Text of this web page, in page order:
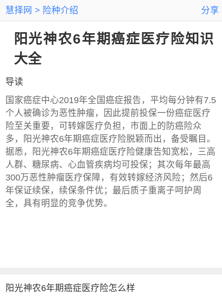
慧择网 险种介绍 分享
阳光神农6年期癌症医疗险知识
大全
导读
国家癌症中心2019年全国癌症报告，平均每分钟有7.5
个人被确诊为恶性肿瘤，因此提前投保一份癌症医疗
险至关重要，可转嫁医疗负担，市面上的防癌险众
多，阳光神农6年期癌症医疗险脱颖而出，备受瞩目。
据悉，阳光神农6年期癌症医疗险健康告知宽松，三高
人群、糖尿病、心血管疾病均可投保；其次每年最高
300万恶性肿瘤医疗保障，有效转嫁经济风险；然后6
年保证续保，续保条件优；最后质子重离子呵护周
全，具有明显的竞争优势。
阳光神农6年期癌症医疗险怎么样